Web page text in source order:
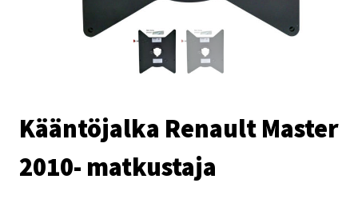
Kääntöjalka Renault Master
2010- matkustaja